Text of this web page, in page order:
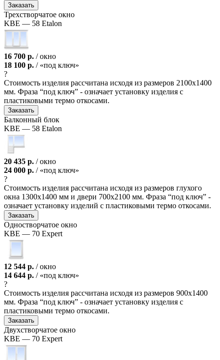
Заказать
Трехствор­чатое окно
KBE — 58 Etalon
16 700 р. / окно
18 100 р. / «под ключ»
?
Стоимость изделия рассчитана исходя из размеров 2100х1400
мм. Фраза “под ключ” - означает установку изделия с
пластиковыми термо откосами.
Заказать
Балконный блок
KBE — 58 Etalon
20 435 р. / окно
24 000 р. / «под ключ»
?
Стоимость изделия рассчитана исходя из размеров глухого
окна 1300х1400 мм и двери 700х2100 мм. Фраза “под ключ” -
означает установку изделий с пластиковыми термо откосами.
Заказать
Одноствор­чатое окно
KBE — 70 Expert
12 544 р. / окно
14 644 р. / «под ключ»
?
Стоимость изделия рассчитана исходя из размеров 900х1400
мм. Фраза “под ключ” - означает установку изделия с
пластиковыми термо откосами.
Заказать
Двухствор­чатое окно
KBE — 70 Expert